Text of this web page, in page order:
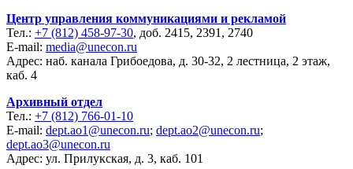
Центр управления коммуникациями и рекламой
Тел.: +7 (812) 458-97-30, доб. 2415, 2391, 2740
E-mail: media@unecon.ru
Адрес: наб. канала Грибоедова, д. 30-32, 2 лестница, 2 этаж,
каб. 4
Архивный отдел
Тел.: +7 (812) 766-01-10
E-mail: dept.ao1@unecon.ru; dept.ao2@unecon.ru;
dept.ao3@unecon.ru
Адрес: ул. Прилукская, д. 3, каб. 101